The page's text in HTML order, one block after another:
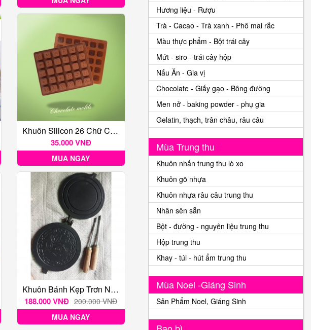
Khuôn Silicon 26 Chữ Cái + 4 Ô Trống
35.000 VNĐ
MUA NGAY
Khuôn Bánh Kẹp Trơn Nhôm Chống Dính Huỳnh Anh Size Lớn- 20 Cm
188.000 VNĐ 200.000 VNĐ
MUA NGAY
Hương liệu - Rượu
Trà - Cacao - Trà xanh - Phô mai rắc
Màu thực phẩm - Bột trái cây
Mứt - siro - trái cây hộp
Nấu Ăn - Gia vị
Chocolate - Giấy gạo - Bông đường
Men nở - baking powder - phụ gia
Gelatin, thạch, trân châu, râu câu
Mùa Trung thu
Khuôn nhấn trung thu lò xo
Khuôn gõ nhựa
Khuôn nhựa râu câu trung thu
Nhân sên sẵn
Bột - đường - nguyên liệu trung thu
Hộp trung thu
Khay - túi - hút ẩm trung thu
Mùa Noel -Giáng Sinh
Sản Phẩm Noel, Giáng Sinh